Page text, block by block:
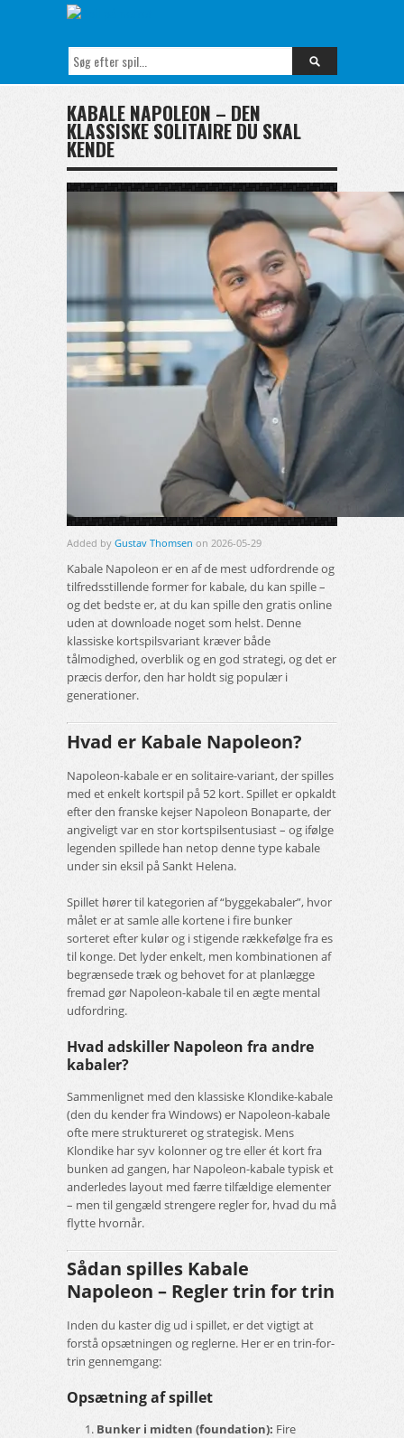
KABALE NAPOLEON – DEN
KLASSISKE SOLITAIRE DU SKAL
KENDE
Added by Gustav Thomsen on 2026-05-29
Kabale Napoleon er en af de mest udfordrende og
tilfredsstillende former for kabale, du kan spille –
og det bedste er, at du kan spille den gratis online
uden at downloade noget som helst. Denne
klassiske kortspilsvariant kræver både
tålmodighed, overblik og en god strategi, og det er
præcis derfor, den har holdt sig populær i
generationer.
Hvad er Kabale Napoleon?
Napoleon-kabale er en solitaire-variant, der spilles
med et enkelt kortspil på 52 kort. Spillet er opkaldt
efter den franske kejser Napoleon Bonaparte, der
angiveligt var en stor kortspilsentusiast – og ifølge
legenden spillede han netop denne type kabale
under sin eksil på Sankt Helena.
Spillet hører til kategorien af “byggekabaler”, hvor
målet er at samle alle kortene i fire bunker
sorteret efter kulør og i stigende rækkefølge fra es
til konge. Det lyder enkelt, men kombinationen af
begrænsede træk og behovet for at planlægge
fremad gør Napoleon-kabale til en ægte mental
udfordring.
Hvad adskiller Napoleon fra andre
kabaler?
Sammenlignet med den klassiske Klondike-kabale
(den du kender fra Windows) er Napoleon-kabale
ofte mere struktureret og strategisk. Mens
Klondike har syv kolonner og tre eller ét kort fra
bunken ad gangen, har Napoleon-kabale typisk et
anderledes layout med færre tilfældige elementer
– men til gengæld strengere regler for, hvad du må
flytte hvornår.
Sådan spilles Kabale
Napoleon – Regler trin for trin
Inden du kaster dig ud i spillet, er det vigtigt at
forstå opsætningen og reglerne. Her er en trin-for-
trin gennemgang:
Opsætning af spillet
Bunker i midten (foundation): Fire